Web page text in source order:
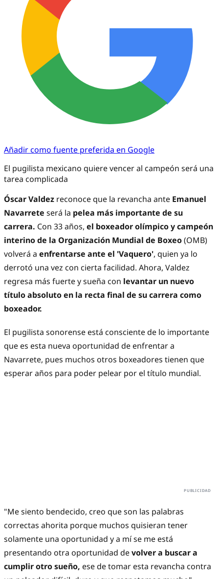
Añadir como fuente preferida en Google
El pugilista mexicano quiere vencer al campeón será una
tarea complicada
Óscar Valdez reconoce que la revancha ante Emanuel
Navarrete será la pelea más importante de su
carrera. Con 33 años, el boxeador olímpico y campeón
interino de la Organización Mundial de Boxeo(OMB)
volverá a enfrentarse ante el 'Vaquero', quien ya lo
derrotó una vez con cierta facilidad. Ahora, Valdez
regresa más fuerte y sueña con levantar un nuevo
título absoluto en la recta final de su carrera como
boxeador.
El pugilista sonorense está consciente de lo importante
que es esta nueva oportunidad de enfrentar a
Navarrete, pues muchos otros boxeadores tienen que
esperar años para poder pelear por el título mundial.
"Me siento bendecido, creo que son las palabras
correctas ahorita porque muchos quisieran tener
solamente una oportunidad y a mí se me está
presentando otra oportunidad devolver a buscar a
cumplir otro sueño, ese de tomar esta revancha contra